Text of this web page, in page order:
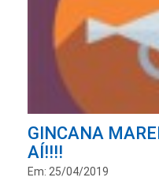
GINCANA
AÍ!!!!
Em: 25/04/2019